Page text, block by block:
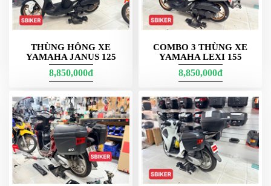
G10N (≈10 lít)là lựa chọn siêu gọn cho người thích tối giản tuyệt
đối. Đủ đồ thiết yếu: áo mưa mỏng, găng tay, kính/khẩu trang.
Khi cần nâng dung tích tổng thể, có thể phối G10N với cặp thùng
hông E22/E23 để vẫn giữ trọng tâm xe hài hòa.
Thùng Giữa Givi - g12n + móc win xe đỏ - g11n xe xanh - G10n
THÙNG HÔNG XE
YAMAHA JANUS 125
8,850,000đ
COMBO 3 THÙNG XE
YAMAHA LEXI 155
8,850,000đ